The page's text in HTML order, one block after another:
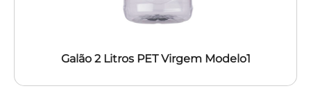
Galão 2 Litros PET Virgem Modelo1